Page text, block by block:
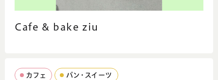
Cafe & bake ziu
カフェ
パン・スイーツ